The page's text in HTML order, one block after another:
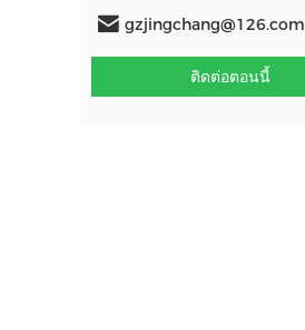
gzjingchang@126.com
ติดต่อตอนนี้